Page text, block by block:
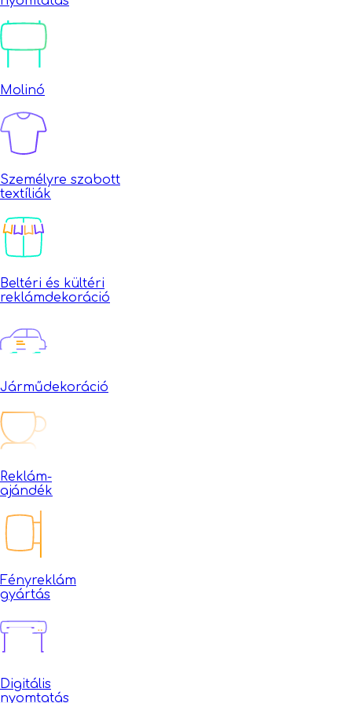
Molinó
Személyre szabott
textíliák
Beltéri és kültéri
reklámdekoráció
Járműdekoráció
Reklám-
ajándék
Fényreklám
gyártás
Digitális
nyomtatás